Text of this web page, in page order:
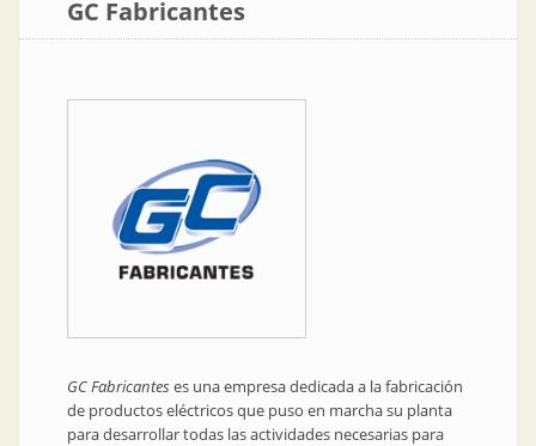
GC Fabricantes
GC Fabricanteses una empresa dedicada a la fabricación
de productos eléctricos que puso en marcha su planta
para desarrollar todas las actividades necesarias para